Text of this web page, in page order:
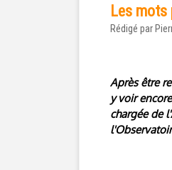
Les mots
Rédigé par
Après être
y voir
chargée de